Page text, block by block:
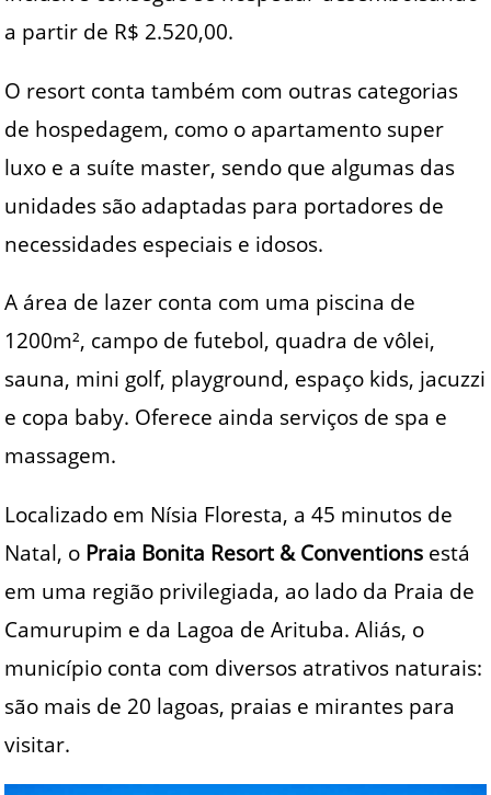
a partir de R$ 2.520,00.
O resort conta também com outras categorias
de hospedagem, como o apartamento super
luxo e a suíte master, sendo que algumas das
unidades são adaptadas para portadores de
necessidades especiais e idosos.
A área de lazer conta com uma piscina de
1200m², campo de futebol, quadra de vôlei,
sauna, mini golf, playground, espaço kids, jacuzzi
e copa baby. Oferece ainda serviços de spa e
massagem.
Localizado em Nísia Floresta, a 45 minutos de
Natal, o Praia Bonita Resort & Conventions está
em uma região privilegiada, ao lado da Praia de
Camurupim e da Lagoa de Arituba. Aliás, o
município conta com diversos atrativos naturais:
são mais de 20 lagoas, praias e mirantes para
visitar.